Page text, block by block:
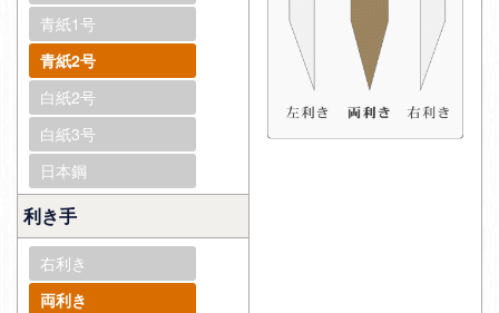
青紙1号
青紙2号
白紙2号
白紙3号
日本鋼
利き手
右利き
両利き